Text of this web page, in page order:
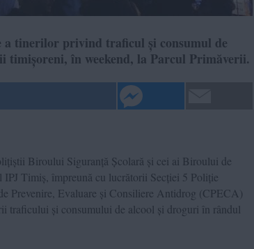
a tinerilor privind traficul și consumul de
timișoreni, în weekend, la Parcul Primăverii.
Biroului Siguranță Școlară și cei ai Biroului de
Timiș, împreună cu lucrătorii Secției 5 Poliție
Prevenire, Evaluare și Consiliere Antidrog (CPECA)
traficului și consumului de alcool și droguri în rândul